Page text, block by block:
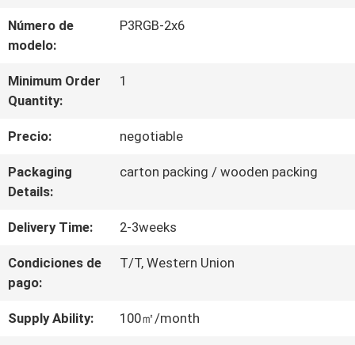
VIAJE
DE
LA
FÁBRICA
CONTROL
DE
CALIDAD
ÉNTRENOS
Número de
modelo:
P3RGB-2x6
Minimum Order
Quantity:
1
Precio: negotiable
Packaging
Details:
carton packing / wooden packing
Delivery Time: 2-3weeks
Condiciones de
pago:
T/T, Western Union
Supply Ability: 100㎡/month